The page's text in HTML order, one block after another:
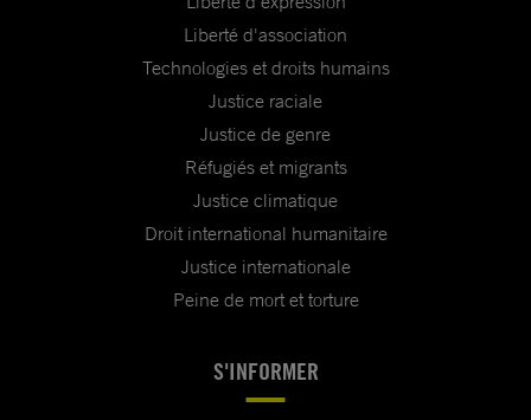
Liberté d'association
Technologies et droits humains
Justice raciale
Justice de genre
Réfugiés et migrants
Justice climatique
Droit international humanitaire
Justice internationale
Peine de mort et torture
S'INFORMER